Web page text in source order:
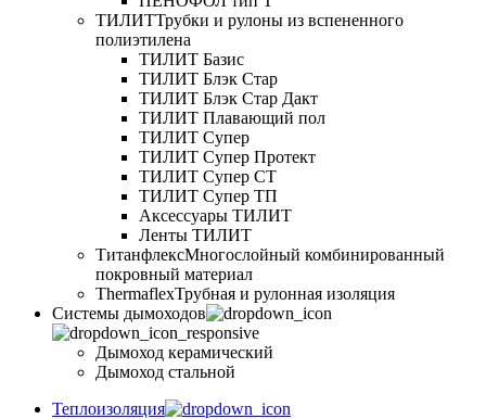
ТИЛИТТрубки и рулоны из вспененного
полиэтилена
ТИЛИТ Базис
ТИЛИТ Блэк Стар
ТИЛИТ Блэк Стар Дакт
ТИЛИТ Плавающий пол
ТИЛИТ Супер
ТИЛИТ Супер Протект
ТИЛИТ Супер СТ
ТИЛИТ Супер ТП
Аксессуары ТИЛИТ
Ленты ТИЛИТ
ТитанфлексМногослойный комбинированный
покровный материал
ThermaflexТрубная и рулонная изоляция
Cистемы дымоходов
Дымоход керамический
Дымоход стальной
Теплоизоляция